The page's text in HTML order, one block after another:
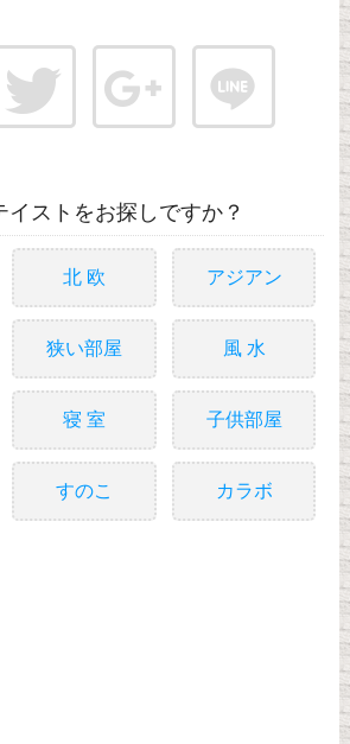
イストをお探しですか？
北 欧 アジアン
狭い部屋 風 水
寝 室 子供部屋
すのこ カラボ